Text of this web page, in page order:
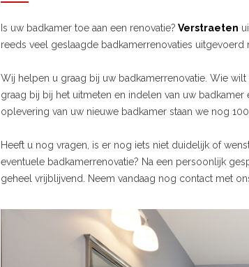
Is uw badkamer toe aan een renovatie? Verstraeten
reeds veel geslaagde badkamerrenovaties
Wij helpen u graag bij uw badkamerrenovatie. Wie
graag bij bij het uitmeten en indelen van uw
oplevering van uw nieuwe badkamer staan we nog
Heeft u nog vragen, is er nog iets niet duidelijk of
eventuele badkamerrenovatie? Na een persoonlijk
geheel vrijblijvend. Neem vandaag nog contact met